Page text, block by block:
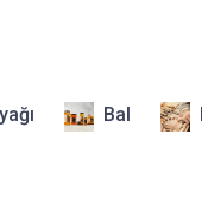
Bal